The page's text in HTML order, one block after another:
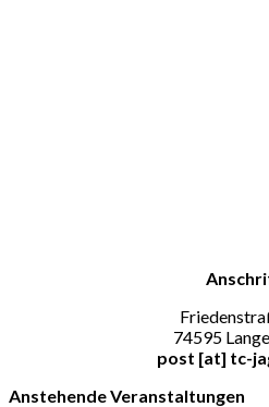
74595
post [at] tc-
Anstehende Veranstaltungen